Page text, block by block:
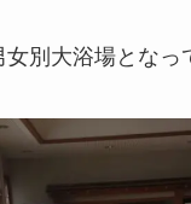
別大浴場となっ